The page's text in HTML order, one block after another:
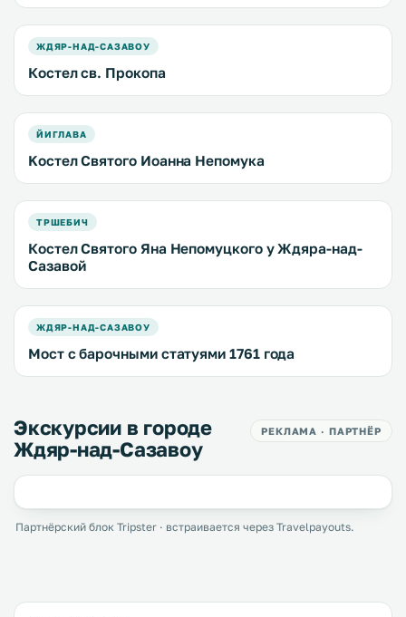
ЖДЯР-НАД-САЗАВОУ
Костел св. Прокопа
ЙИГЛАВА
Kостел Святого Иоанна Непомука
ТРШЕБИЧ
Костел Святого Яна Непомуцкого у Ждяра-над-
Сазавой
ЖДЯР-НАД-САЗАВОУ
Мост с барочными статуями 1761 года
Экскурсии в городе
Ждяр-над-Сазавоу
РЕКЛАМА · ПАРТНЁР
Партнёрский блок Tripster · встраивается через Travelpayouts.